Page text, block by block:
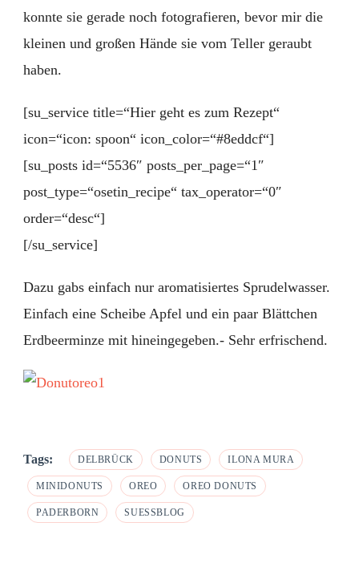
konnte sie gerade noch fotografieren, bevor mir die
kleinen und großen Hände sie vom Teller geraubt
haben.
[su_service title=“Hier geht es zum Rezept“
icon=“icon: spoon“ icon_color=“#8eddcf“]
[su_posts id=“5536″ posts_per_page=“1″
post_type=“osetin_recipe“ tax_operator=“0″
order=“desc“]
[/su_service]
Dazu gabs einfach nur aromatisiertes Sprudelwasser.
Einfach eine Scheibe Apfel und ein paar Blättchen
Erdbeerminze mit hineingegeben.- Sehr erfrischend.
Tags: DELBRÜCK DONUTS ILONA MURA
MINIDONUTS OREO OREO DONUTS
PADERBORN SUESSBLOG